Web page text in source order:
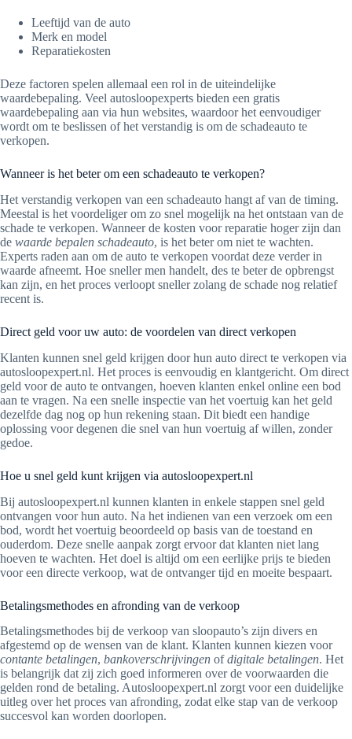
Leeftijd van de auto
Merk en model
Reparatiekosten
Deze factoren spelen allemaal een rol in de uiteindelijke
waardebepaling. Veel autosloopexperts bieden een gratis
waardebepaling aan via hun websites, waardoor het eenvoudiger
wordt om te beslissen of het verstandig is om de schadeauto te
verkopen.
Wanneer is het beter om een schadeauto te verkopen?
Het verstandig verkopen van een schadeauto hangt af van de timing.
Meestal is het voordeliger om zo snel mogelijk na het ontstaan van de
schade te verkopen. Wanneer de kosten voor reparatie hoger zijn dan
de waarde bepalen schadeauto, is het beter om niet te wachten.
Experts raden aan om de auto te verkopen voordat deze verder in
waarde afneemt. Hoe sneller men handelt, des te beter de opbrengst
kan zijn, en het proces verloopt sneller zolang de schade nog relatief
recent is.
Direct geld voor uw auto: de voordelen van direct verkopen
Klanten kunnen snel geld krijgen door hun auto direct te verkopen via
autosloopexpert.nl. Het proces is eenvoudig en klantgericht. Om direct
geld voor de auto te ontvangen, hoeven klanten enkel online een bod
aan te vragen. Na een snelle inspectie van het voertuig kan het geld
dezelfde dag nog op hun rekening staan. Dit biedt een handige
oplossing voor degenen die snel van hun voertuig af willen, zonder
gedoe.
Hoe u snel geld kunt krijgen via autosloopexpert.nl
Bij autosloopexpert.nl kunnen klanten in enkele stappen snel geld
ontvangen voor hun auto. Na het indienen van een verzoek om een
bod, wordt het voertuig beoordeeld op basis van de toestand en
ouderdom. Deze snelle aanpak zorgt ervoor dat klanten niet lang
hoeven te wachten. Het doel is altijd om een eerlijke prijs te bieden
voor een directe verkoop, wat de ontvanger tijd en moeite bespaart.
Betalingsmethodes en afronding van de verkoop
Betalingsmethodes bij de verkoop van sloopauto’s zijn divers en
afgestemd op de wensen van de klant. Klanten kunnen kiezen voor
contante betalingen, bankoverschrijvingen ofdigitale betalingen. Het
is belangrijk dat zij zich goed informeren over de voorwaarden die
gelden rond de betaling. Autosloopexpert.nl zorgt voor een duidelijke
uitleg over het proces van afronding, zodat elke stap van de verkoop
succesvol kan worden doorlopen.